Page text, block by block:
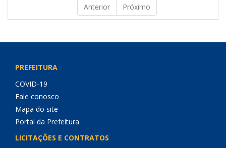
Anterior
Próximo
PREFEITURA
COVID-19
Fale conosco
Mapa do site
Portal da Prefeitura
LICITAÇÕES E CONTRATOS